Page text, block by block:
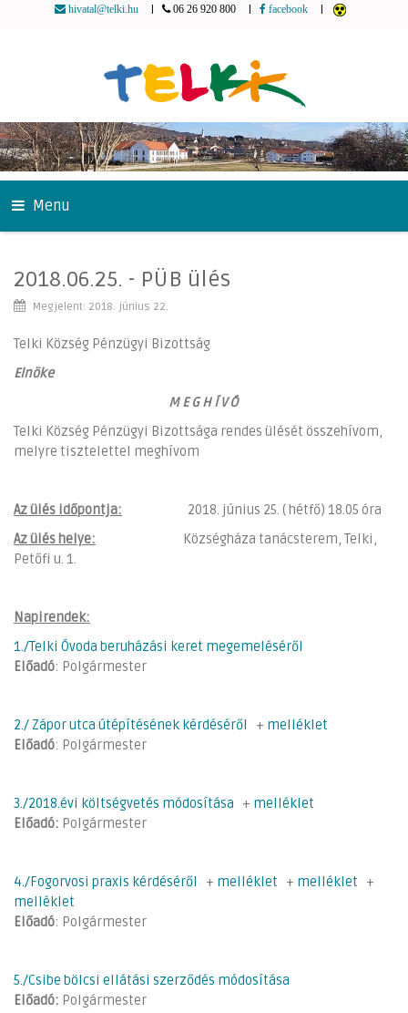
hivatal@telki.hu 06 26 920 800 facebook
Menu
2018.06.25. - PÜB ülés
Megjelent: 2018. június 22.
Telki Község Pénzügyi Bizottság
Elnöke
M E G H Í V Ó
Telki Község Pénzügyi Bizottsága rendes ülését összehívom,
melyre tisztelettel meghívom
Az ülés időpontja: 2018. június 25. ( hétfő) 18.05 óra
Az ülés helye: Községháza tanácsterem, Telki,
Petőfi u. 1.
Napirendek:
1./Telki Óvoda beruházási keret megemeléséről
Előadó: Polgármester
2./ Zápor utca útépítésének kérdéséről + melléklet
Előadó: Polgármester
3./2018.évi költségvetés módosítása + melléklet
Előadó: Polgármester
4./Fogorvosi praxis kérdéséről + melléklet + melléklet +
melléklet
Előadó: Polgármester
5./Csibe bölcsi ellátási szerződés módosítása
Előadó: Polgármester